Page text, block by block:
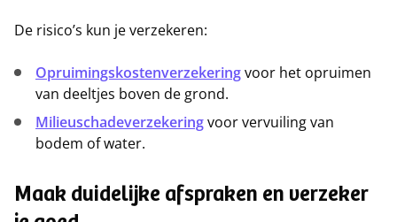
De risico’s kun je verzekeren:
Opruimingskostenverzekeringvoor het opruimen
van deeltjes boven de grond.
Milieuschadeverzekeringvoor vervuiling van
bodem of water.
Maak duidelijke afspraken en verzeker